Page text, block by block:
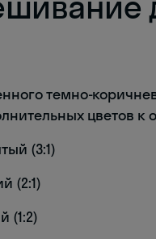
темно-
цветов к
(3:1)
(2:1)
(1:2)